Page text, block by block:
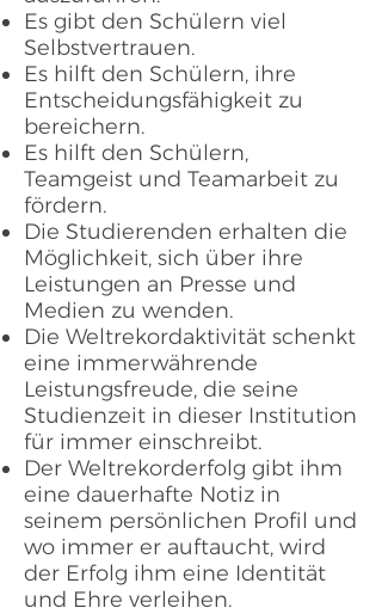
Es gibt den Schülern viel
Selbstvertrauen.
Es hilft den Schülern, ihre
Entscheidungsfähigkeit zu
bereichern.
Es hilft den Schülern,
Teamgeist und Teamarbeit zu
fördern.
Die Studierenden erhalten die
Möglichkeit, sich über ihre
Leistungen an Presse und
Medien zu wenden.
Die Weltrekordaktivität schenkt
eine immerwährende
Leistungsfreude, die seine
Studienzeit in dieser Institution
für immer einschreibt.
Der Weltrekorderfolg gibt ihm
eine dauerhafte Notiz in
seinem persönlichen Profil und
wo immer er auftaucht, wird
der Erfolg ihm eine Identität
und Ehre verleihen.